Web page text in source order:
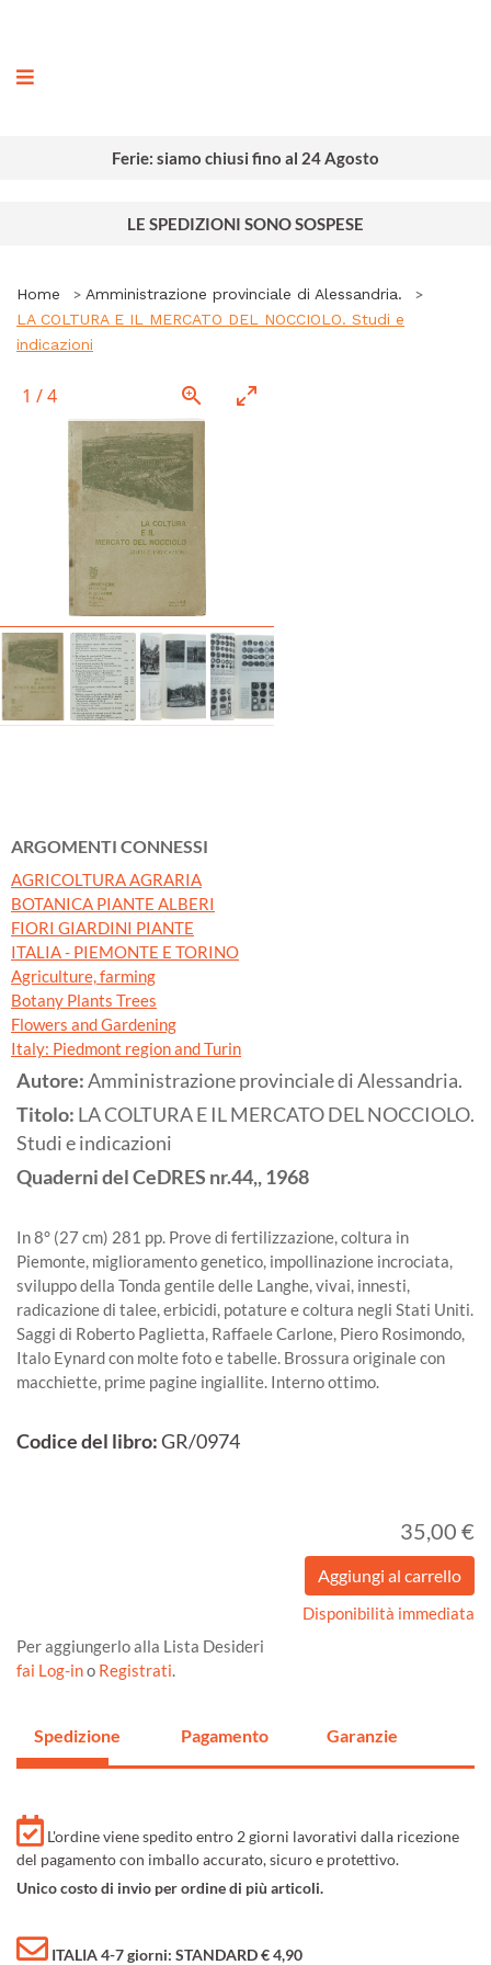
Ferie: siamo chiusi fino al 24 Agosto
LE SPEDIZIONI SONO SOSPESE
Home
Amministrazione provinciale di Alessandria.
LA COLTURA E IL MERCATO DEL NOCCIOLO. Studi e
indicazioni
1 /4
ARGOMENTI CONNESSI
AGRICOLTURA AGRARIA
BOTANICA PIANTE ALBERI
FIORI GIARDINI PIANTE
ITALIA - PIEMONTE E TORINO
Agriculture, farming
Botany Plants Trees
Flowers and Gardening
Italy: Piedmont region and Turin
Autore:Amministrazione provinciale di Alessandria.
Titolo: LA COLTURA E IL MERCATO DEL NOCCIOLO.
Studi e indicazioni
Quaderni del CeDRES nr.44,,1968
In 8° (27 cm) 281 pp. Prove di fertilizzazione, coltura in
Piemonte, miglioramento genetico, impollinazione incrociata,
sviluppo della Tonda gentile delle Langhe, vivai, innesti,
radicazione di talee, erbicidi, potature e coltura negli Stati Uniti.
Saggi di Roberto Paglietta, Raffaele Carlone, Piero Rosimondo,
Italo Eynard con molte foto e tabelle. Brossura originale con
macchiette, prime pagine ingiallite. Interno ottimo.
Codice del libro:GR/0974
35,00 €
Disponibilità immediata
Per aggiungerlo alla Lista Desideri
fai Log-ino Registrati.
Spedizione Pagamento Garanzie
L'ordine viene spedito entro 2 giorni lavorativi dalla ricezione
del pagamento con imballo accurato, sicuro e protettivo.
Unico costo di invio per ordine di più articoli.
ITALIA 4-7 giorni: STANDARD € 4,90